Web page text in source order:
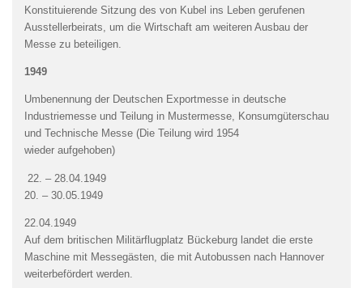
Konstituierende Sitzung des von Kubel ins Leben gerufenen
Ausstellerbeirats, um die Wirtschaft am weiteren Ausbau der
Messe zu beteiligen.
1949
Umbenennung der Deutschen Exportmesse in deutsche
Industriemesse und Teilung in Mustermesse, Konsumgüterschau
und Technische Messe (Die Teilung wird 1954
wieder aufgehoben)
22. – 28.04.1949
20. – 30.05.1949
22.04.1949
Auf dem britischen Militärflugplatz Bückeburg landet die erste
Maschine mit Messegästen, die mit Autobussen nach Hannover
weiterbefördert werden.